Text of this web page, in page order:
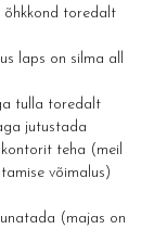
õhkkond toredalt
laps on silma all
tulla toredalt
jutustada
teha (meil
võimalus)
(majas on